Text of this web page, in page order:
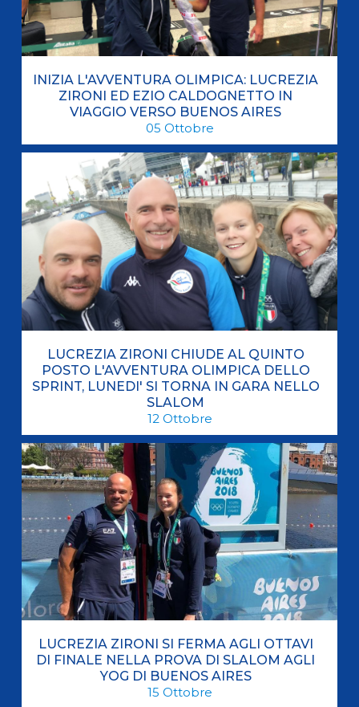
INIZIA L'AVVENTURA OLIMPICA: LUCREZIA
ZIRONI ED EZIO CALDOGNETTO IN
VIAGGIO VERSO BUENOS AIRES
05 Ottobre
LUCREZIA ZIRONI CHIUDE AL QUINTO
POSTO L'AVVENTURA OLIMPICA DELLO
SPRINT, LUNEDI' SI TORNA IN GARA NELLO
SLALOM
12 Ottobre
LUCREZIA ZIRONI SI FERMA AGLI OTTAVI
DI FINALE NELLA PROVA DI SLALOM AGLI
YOG DI BUENOS AIRES
15 Ottobre